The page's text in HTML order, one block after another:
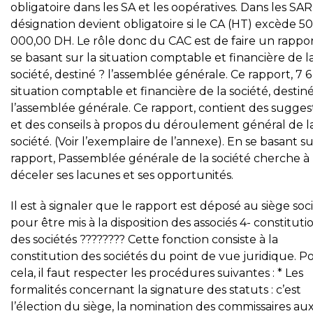
obligatoire dans les SA et les oopératives. Dans les
désignation devient obligatoire si le CA (HT) excède
000,00 DH. Le rôle donc du CAC est de faire un
se basant sur la situation comptable et financière de
société, destiné ? l’assemblée générale. Ce rapport, 7 6
situation comptable et financière de la société,
l’assemblée générale. Ce rapport, contient des
et des conseils à propos du déroulement général de
société. (Voir l’exemplaire de l’annexe). En se basant
rapport, Passemblée générale de la société cherche à
déceler ses lacunes et ses opportunités.
Il est à signaler que le rapport est déposé au siège
pour être mis à la disposition des associés 4-
des sociétés ???????? Cette fonction consiste à la
constitution des sociétés du point de vue juridique.
cela, il faut respecter les procédures suivantes : * Les
formalités concernant la signature des statuts : c’est
l’élection du siège, la nomination des commissaires